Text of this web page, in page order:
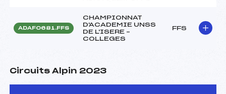
ADAF0681.FFS
CHAMPIONNAT
D'ACADEMIE UNSS
DE L'ISERE –
COLLEGES
FFS
Circuits Alpin 2023